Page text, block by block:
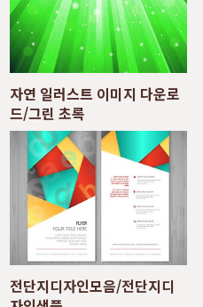
자연 일러스트 이미지 다운로
드/그린 초록
전단지디자인모음/전단지디